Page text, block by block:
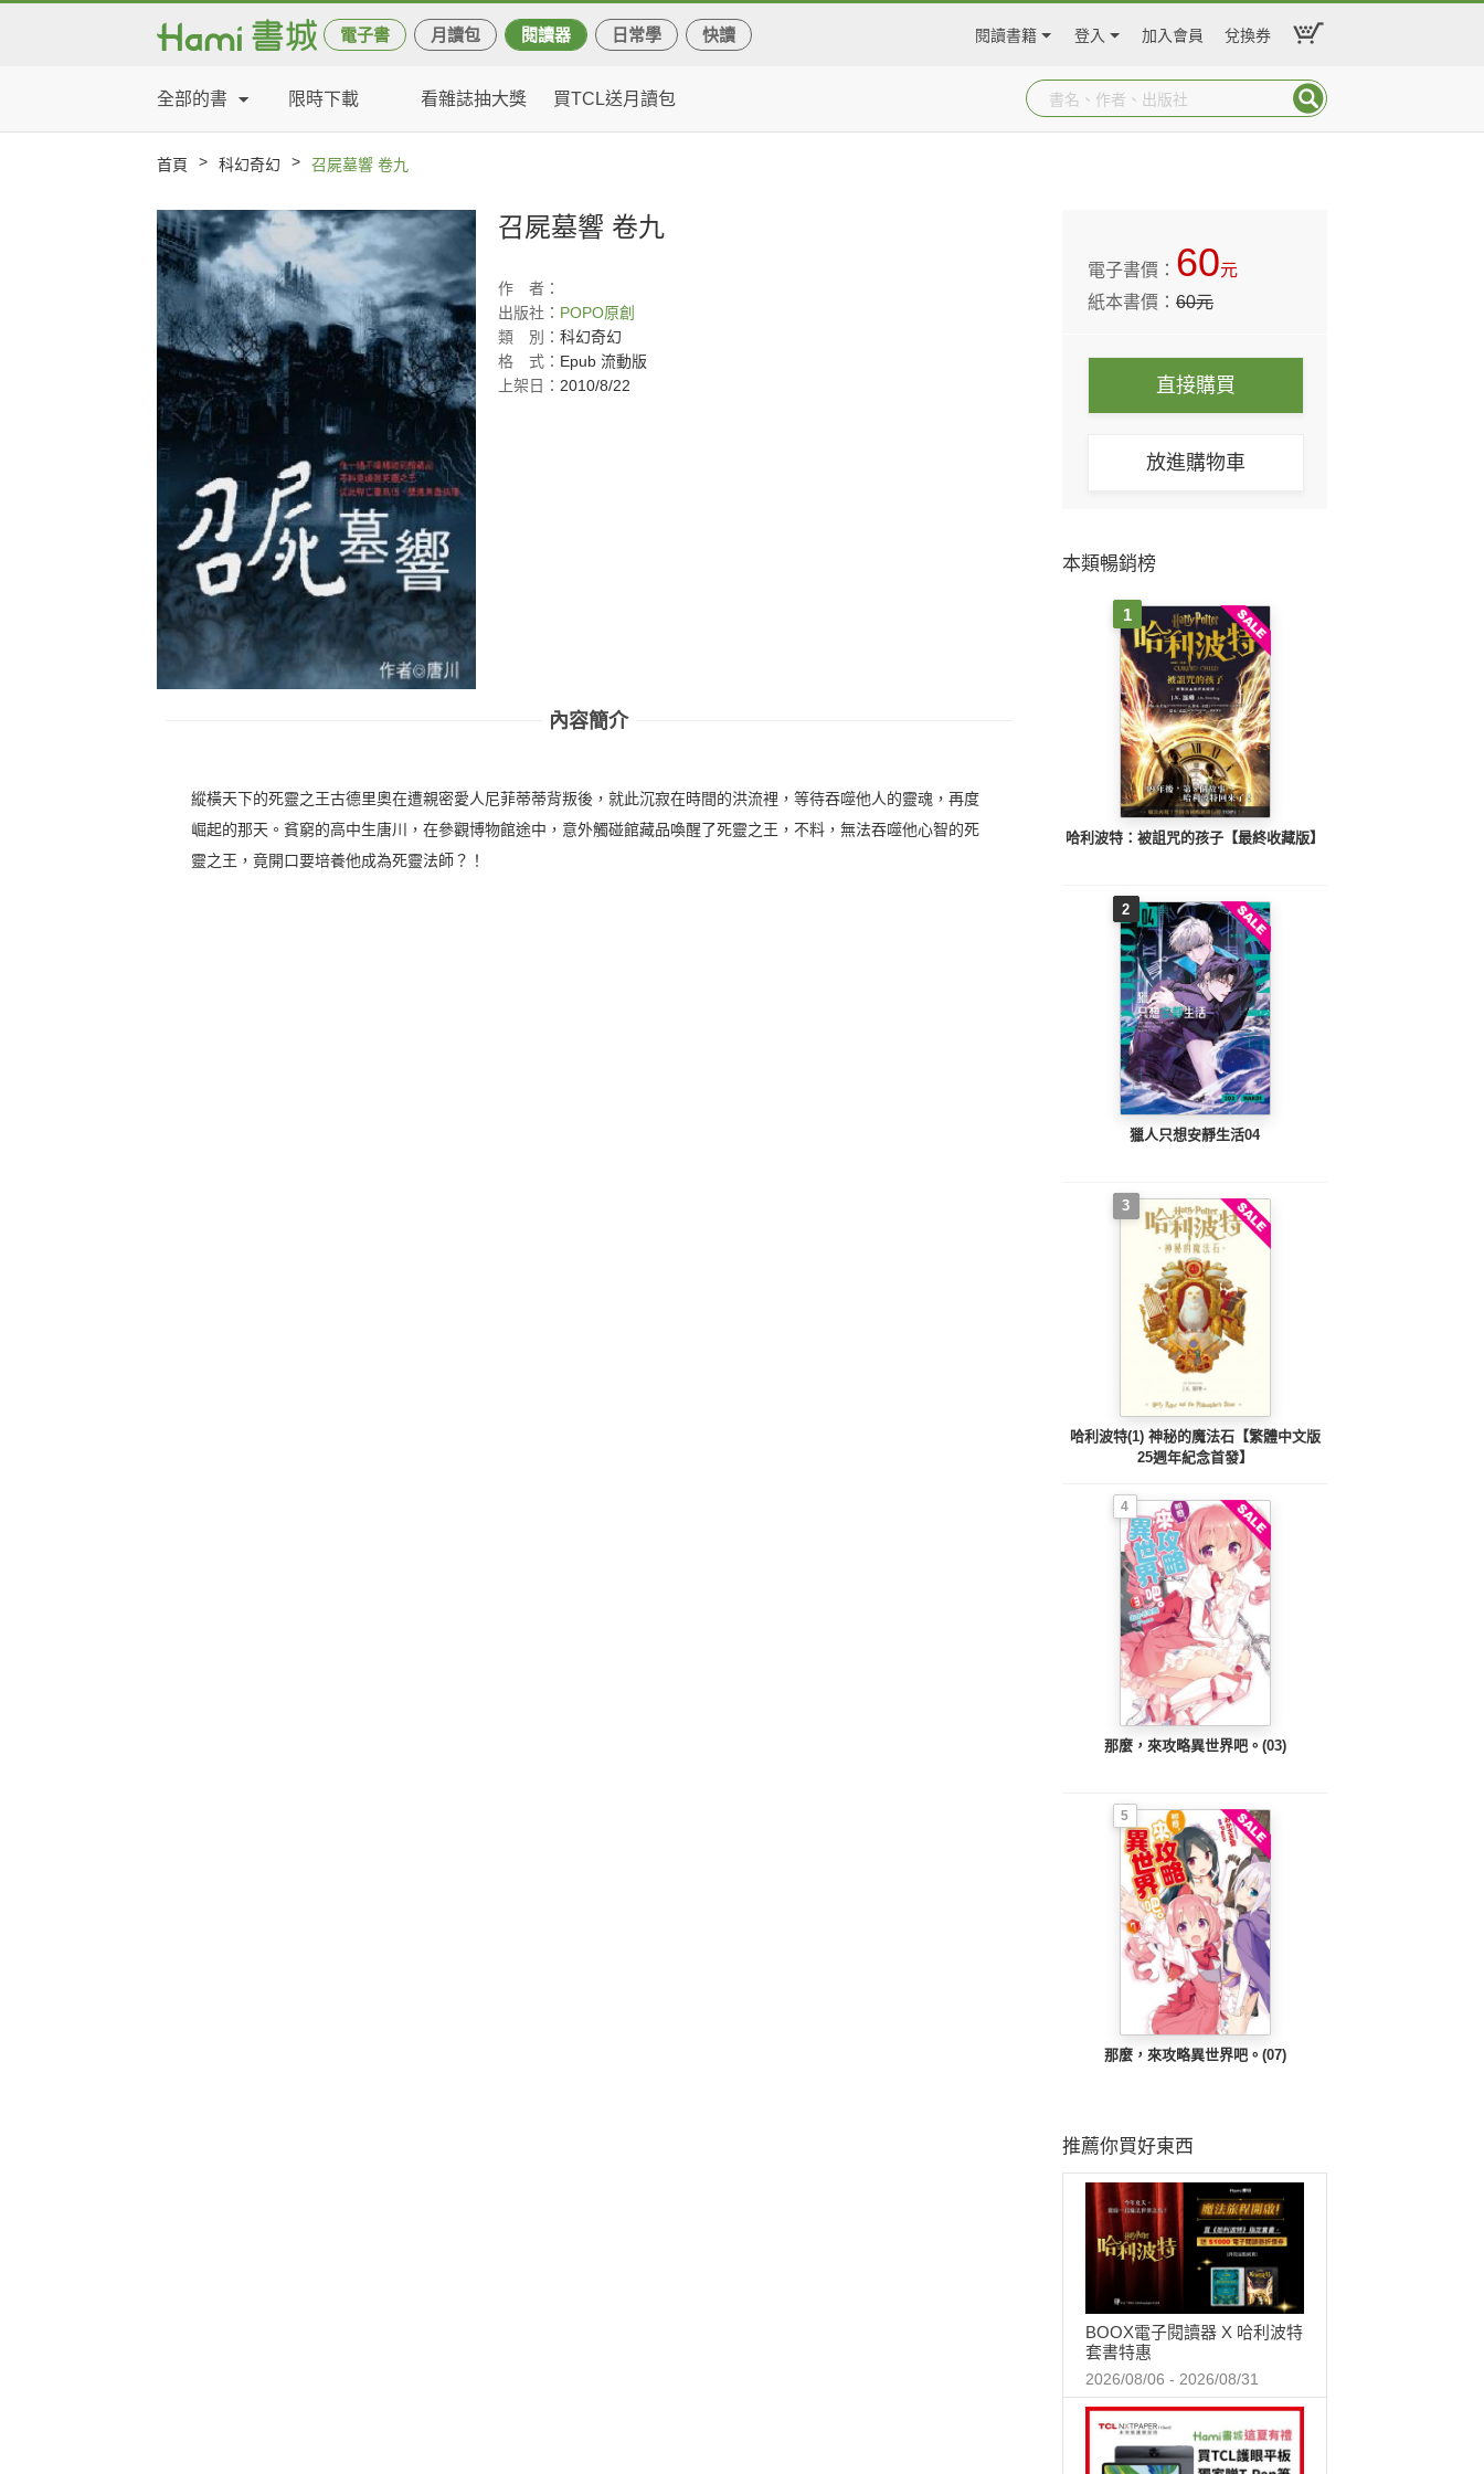
電子書 月讀包 閱讀器 日常學 快讀 閱讀書籍 登入 加入會員 兌換券
全部的書 限時下載 看雜誌抽大獎 買TCL送月讀包
首頁 > 科幻奇幻 > 召屍墓響 卷九
召屍墓響 卷九
作
者：
出版社： POPO原創
類
別： 科幻奇幻
格
式： Epub 流動版
上架日： 2010/8/22
內容簡介
縱橫天下的死靈之王古德里奧在遭親密愛人尼菲蒂蒂背叛後，就此沉寂在時間的洪流裡，等待吞噬他人的靈魂，再度
崛起的那天。貧窮的高中生唐川，在參觀博物館途中，意外觸碰館藏品喚醒了死靈之王，不料，無法吞噬他心智的死
靈之王，竟開口要培養他成為死靈法師？！
電子書價： 60元
紙本書價：60元
直接購買
放進購物車
本類暢銷榜
1
哈利波特：被詛咒的孩子【最終收藏版】
2
獵人只想安靜生活04
3
哈利波特(1) 神秘的魔法石【繁體中文版
25週年紀念首發】
4
那麼，來攻略異世界吧。(03)
5
那麼，來攻略異世界吧。(07)
推薦你買好東西
BOOX電子閱讀器 X 哈利波特
套書特惠
2026/08/06 - 2026/08/31